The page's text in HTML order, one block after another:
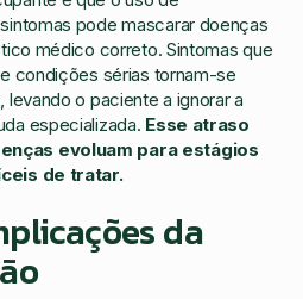
pode mascarar doenças
médico correto. Sintomas que
condições sérias tornam-se
o paciente a ignorar a
especializada. Esse atraso
evoluam para estágios
de tratar.
da